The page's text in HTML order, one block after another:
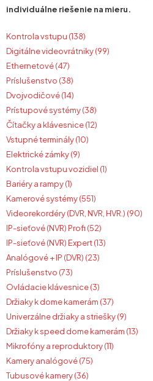
individuálne riešenie na mieru.
Kontrola vstupu (138)
Digitálne videovrátniky (99)
Ethernetové (47)
Príslušenstvo (38)
Dvojvodičové (14)
Prístupové systémy (38)
Čítačky a klávesnice (12)
Vstupné terminály (10)
Elektrické zámky (9)
Kontrola vstupu vozidiel (1)
Bariéry a rampy (1)
Kamerové systémy (551)
Videorekordéry (DVR, NVR, HVR.) (90)
IP-sieťové (NVR) Profi (52)
IP-sieťové (NVR) Expert (13)
Analógové + IP (DVR) (23)
Príslušenstvo (73)
Ovládacie klávesnice (3)
Držiaky k dome kamerám (37)
Univerzálne držiaky a striešky (9)
Držiaky k speed dome kamerám (13)
Mikrofóny a reproduktory (11)
Kamery analógové (75)
Tubusové kamery (36)